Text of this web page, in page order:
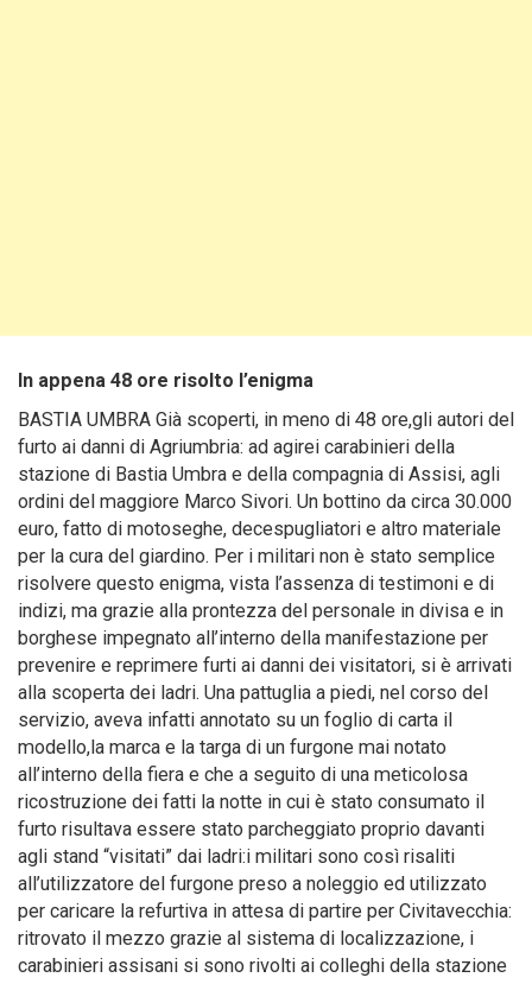
In appena 48 ore risolto l’enigma
BASTIA UMBRA Già scoperti, in meno di 48 ore,gli autori del
furto ai danni di Agriumbria: ad agirei carabinieri della
stazione di Bastia Umbra e della compagnia di Assisi, agli
ordini del maggiore Marco Sivori. Un bottino da circa 30.000
euro, fatto di motoseghe, decespugliatori e altro materiale
per la cura del giardino. Per i militari non è stato semplice
risolvere questo enigma, vista l’assenza di testimoni e di
indizi, ma grazie alla prontezza del personale in divisa e in
borghese impegnato all’interno della manifestazione per
prevenire e reprimere furti ai danni dei visitatori, si è arrivati
alla scoperta dei ladri. Una pattuglia a piedi, nel corso del
servizio, aveva infatti annotato su un foglio di carta il
modello,la marca e la targa di un furgone mai notato
all’interno della fiera e che a seguito di una meticolosa
ricostruzione dei fatti la notte in cui è stato consumato il
furto risultava essere stato parcheggiato proprio davanti
agli stand “visitati” dai ladri:i militari sono così risaliti
all’utilizzatore del furgone preso a noleggio ed utilizzato
per caricare la refurtiva in attesa di partire per Civitavecchia:
ritrovato il mezzo grazie al sistema di localizzazione, i
carabinieri assisani si sono rivolti ai colleghi della stazione